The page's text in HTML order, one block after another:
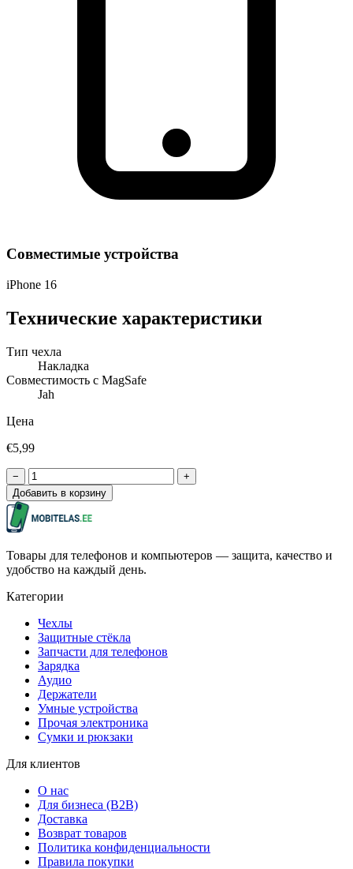
Совместимые устройства
iPhone 16
Технические характеристики
Тип чехла
Накладка
Совместимость с MagSafe
Jah
Цена
€5,99
−
+
Добавить в корзину
Товары для телефонов и компьютеров — защита, качество и
удобство на каждый день.
Категории
Чехлы
Защитные стёкла
Запчасти для телефонов
Зарядка
Аудио
Держатели
Умные устройства
Прочая электроника
Сумки и рюкзаки
Для клиентов
О нас
Для бизнеса (B2B)
Доставка
Возврат товаров
Политика конфиденциальности
Правила покупки